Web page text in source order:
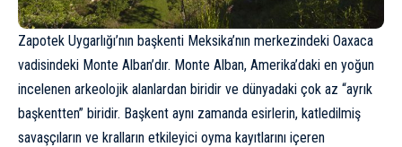
Zapotek Uygarlığı’nın başkenti Meksika’nın merkezindeki Oaxaca
vadisindeki Monte Alban’dır. Monte Alban, Amerika’daki en yoğun
incelenen arkeolojik alanlardan biridir ve dünyadaki çok az “ayrık
başkentten” biridir. Başkent aynı zamanda esirlerin, katledilmiş
savaşçıların ve kralların etkileyici oyma kayıtlarını içeren